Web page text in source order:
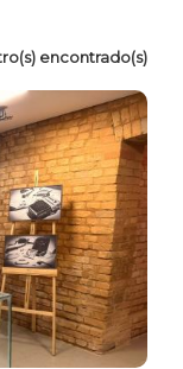
encontrado(s)